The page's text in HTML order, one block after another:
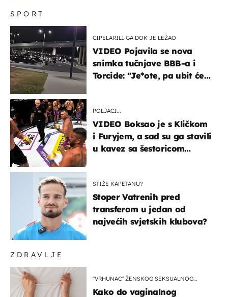
ZDRAVLJE
"VRHUNAC" ŽENSKOG SEKSUALNOG
Kako do vaginalnog
SPORT
CIPELARILI GA DOK JE LEŽAO
VIDEO Pojavila se nova
snimka tučnjave BBB-a i
Torcide: "Je*ote, pa ubit će
POLJACI...
VIDEO Boksao je s Kličkom
i Furyjem, a sad su ga stavili
u kavez sa šestoricom
STIŽE KAPETANU?
Stoper Vatrenih pred
transferom u jedan od
najvećih svjetskih klubova?